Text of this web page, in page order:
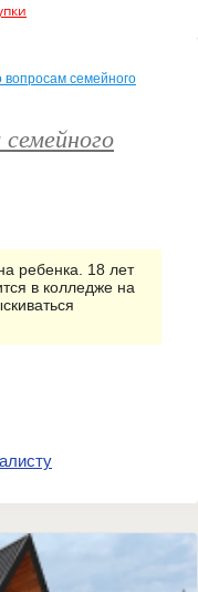
вопросам семейного
ребенка. 18 лет
в колледже на